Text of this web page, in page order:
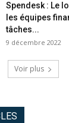
Spendesk : Le
les équipes
tâches...
9 décembre 2022
Voir plus